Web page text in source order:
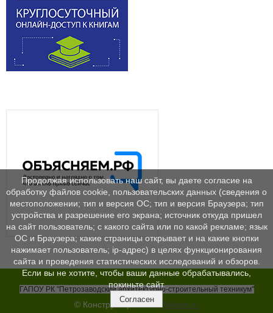
ГАПОУ РК "Петрозаводский архитектурно-строительный техникум"
© Конструктор сайтовNubex.ru
Продолжая использовать наш сайт, вы даете согласие на
обработку файлов cookie, пользовательских данных (сведения о
местоположении; тип и версия ОС; тип и версия Браузера; тип
устройства и разрешение его экрана; источник откуда пришел
на сайт пользователь; с какого сайта или по какой рекламе; язык
ОС и Браузера; какие страницы открывает и на какие кнопки
нажимает пользователь; ip-адрес) в целях функционирования
сайта и проведения статистических исследований и обзоров.
Если вы не хотите, чтобы ваши данные обрабатывались,
покиньте сайт.
Согласен